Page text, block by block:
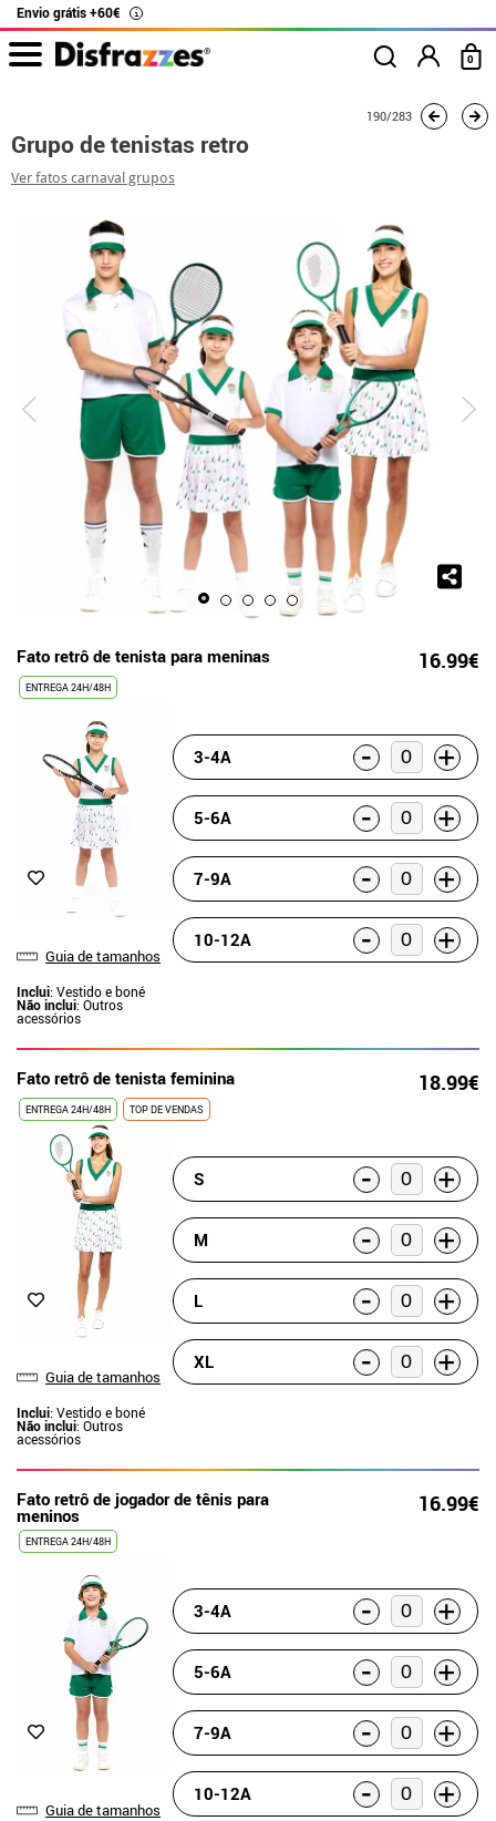
Envio grátis +60€ i
0
190/283
Grupo de tenistas retro
Ver fatos carnaval grupos
Fato retrô de tenista para meninas 16.99€
ENTREGA 24H/48H
Guia de tamanhos
Inclui: Vestido e boné
Não inclui: Outros
acessórios
3-4A - +
5-6A - +
7-9A - +
10-12A - +
Fato retrô de tenista feminina 18.99€
ENTREGA 24H/48H TOP DE VENDAS
Guia de tamanhos
Inclui: Vestido e boné
Não inclui: Outros
acessórios
S - +
M - +
L - +
XL - +
Fato retrô de jogador de tênis para
meninos 16.99€
ENTREGA 24H/48H
Guia de tamanhos
3-4A - +
5-6A - +
7-9A - +
10-12A - +